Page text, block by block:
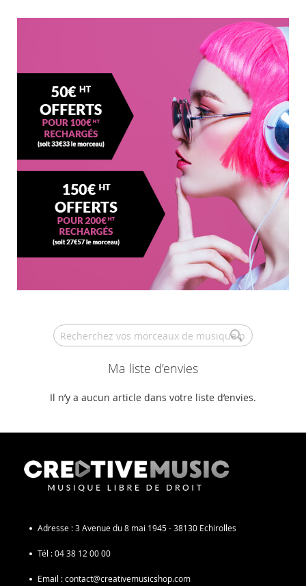
Ma liste d’envies
Il n’y a aucun article dans votre liste d’envies.
Adresse :3 Avenue du 8 mai 1945 - 38130 Echirolles
Tél :04 38 12 00 00
Email :contact@creativemusicshop.com